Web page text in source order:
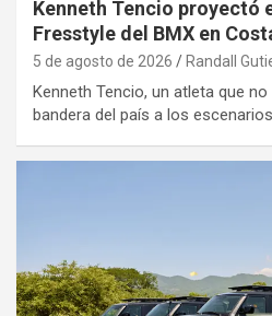
Kenneth Tencio proyectó
Fresstyle del BMX en
5 de agosto de 2026 Randall
Kenneth Tencio, un atleta que
bandera del país a los escenarios